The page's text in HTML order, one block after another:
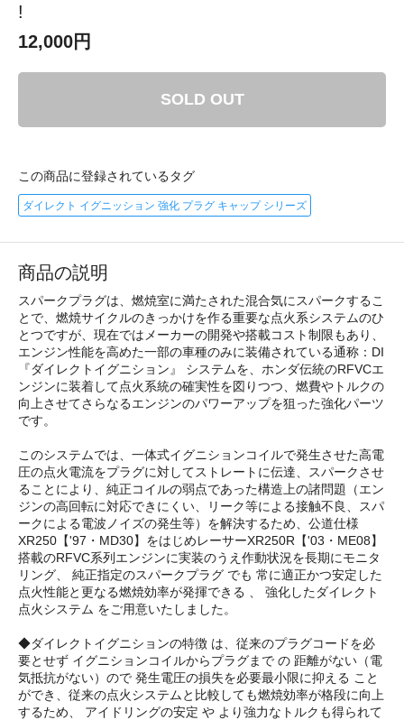
!
12,000円
SOLD OUT
この商品に登録されているタグ
ダイレクト イグニッション 強化 プラグ キャップ シリーズ
商品の説明
スパークプラグは、燃焼室に満たされた混合気にスパークするこ
とで、燃焼サイクルのきっかけを作る重要な点火系システムのひ
とつですが、現在ではメーカーの開発や搭載コスト制限もあり、
エンジン性能を高めた一部の車種のみに装備されている通称：DI
『ダイレクトイグニション』 システムを、ホンダ伝統のRFVCエ
ンジンに装着して点火系統の確実性を図りつつ、燃費やトルクの
向上させてさらなるエンジンのパワーアップを狙った強化パーツ
です。
このシステムでは、一体式イグニションコイルで発生させた高電
圧の点火電流をプラグに対してストレートに伝達、スパークさせ
ることにより、純正コイルの弱点であった構造上の諸問題（エン
ジンの高回転に対応できにくい、リーク等による接触不良、スパ
ークによる電波ノイズの発生等）を解決するため、公道仕様
XR250【'97・MD30】をはじめレーサーXR250R【'03・ME08】
搭載のRFVC系列エンジンに実装のうえ作動状況を長期にモニタ
リング、 純正指定のスパークプラグ でも 常に適正かつ安定した
点火性能と更なる燃焼効率が発揮できる 、 強化したダイレクト
点火システム をご用意いたしました。
◆ダイレクトイグニションの特徴 は、従来のプラグコードを必
要とせず イグニションコイルからプラグまで の 距離がない（電
気抵抗がない）ので 発生電圧の損失を必要最小限に抑える こと
ができ、従来の点火システムと比較しても燃焼効率が格段に向上
するため、 アイドリングの安定 や より強力なトルクも得られて